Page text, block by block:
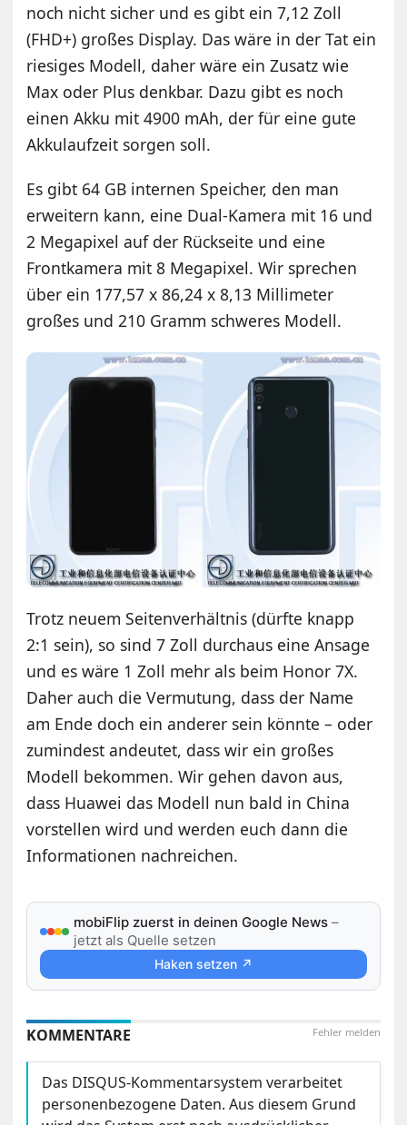
noch nicht sicher und es gibt ein 7,12 Zoll
(FHD+) großes Display. Das wäre in der Tat ein
riesiges Modell, daher wäre ein Zusatz wie
Max oder Plus denkbar. Dazu gibt es noch
einen Akku mit 4900 mAh, der für eine gute
Akkulaufzeit sorgen soll.
Es gibt 64 GB internen Speicher, den man
erweitern kann, eine Dual-Kamera mit 16 und
2 Megapixel auf der Rückseite und eine
Frontkamera mit 8 Megapixel. Wir sprechen
über ein 177,57 x 86,24 x 8,13 Millimeter
großes und 210 Gramm schweres Modell.
Trotz neuem Seitenverhältnis (dürfte knapp
2:1 sein), so sind 7 Zoll durchaus eine Ansage
und es wäre 1 Zoll mehr als beim Honor 7X.
Daher auch die Vermutung, dass der Name
am Ende doch ein anderer sein könnte – oder
zumindest andeutet, dass wir ein großes
Modell bekommen. Wir gehen davon aus,
dass Huawei das Modell nun bald in China
vorstellen wird und werden euch dann die
Informationen nachreichen.
mobiFlip zuerst in deinen Google News –
jetzt als Quelle setzen
Haken setzen ↗
Fehler melden
KOMMENTARE
Das DISQUS-Kommentarsystem verarbeitet
personenbezogene Daten. Aus diesem Grund